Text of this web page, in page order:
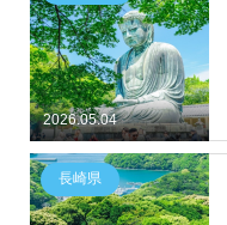
2026.05.04
長崎県